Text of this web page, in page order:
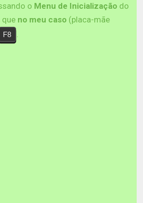
o Menu de Inicialização do
que no meu caso (placa-mãe
F8